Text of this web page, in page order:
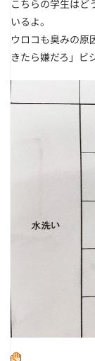
こちらの学生はど
いるよ。
ウロコも臭みの原
きたら嫌だろ」ビ